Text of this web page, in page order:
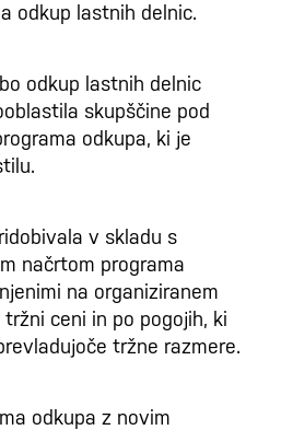
odkup lastnih delnic.
odkup lastnih delnic
skupščine pod
odkupa, ki je
v skladu s
načrtom programa
na organiziranem
ceni in po pogojih, ki
tržne razmere.
odkupa z novim